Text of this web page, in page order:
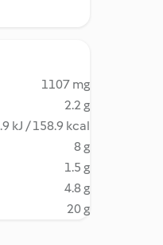
1107 mg
2.2 g
kJ / 158.9 kcal
8 g
1.5 g
4.8 g
20 g